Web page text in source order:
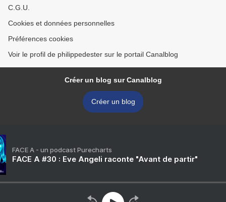
C.G.U.
Cookies et données personnelles
Préférences cookies
Voir le profil de philippedester sur le portail Canalblog
Créer un blog sur Canalblog
Créer un blog
FACE A - un podcast Purecharts
FACE A #30 : Eve Angeli raconte "Avant de partir"